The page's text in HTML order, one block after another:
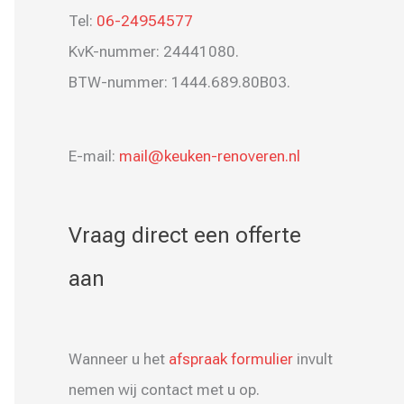
Tel: 06-24954577
KvK-nummer: 24441080.
BTW-nummer: 1444.689.80B03.
E-mail: mail@keuken-renoveren.nl
Vraag direct een offerte
aan
Wanneer u het afspraak formulier invult
nemen wij contact met u op.